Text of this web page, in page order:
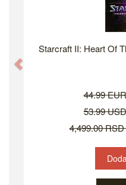
Starcraft II: Heart Of
44.99
53.99
4,499.00 RSD